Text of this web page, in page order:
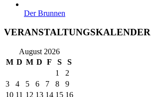
Der Brunnen
VERANSTALTUNGSKALENDER
August 2026
M D M D F S S
1
2
3
4 5 6 7 8
9
10 11 12 13 14 15 16